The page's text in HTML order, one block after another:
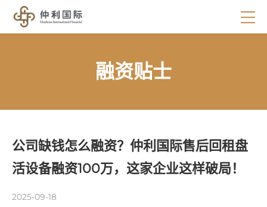
融资贴士
公司缺钱怎么融资？仲利国际售后回租盘
活设备融资100万，这家企业这样破局！
2025-09-18